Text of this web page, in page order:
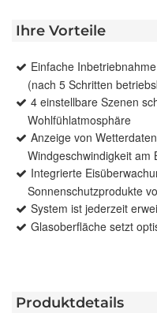
Ihre Vorteile
Einfache
(nach 5 Schritten
4 einstellbare Szenen
Wohlfühlatmosphäre
Anzeige von
Windgeschwindigkeit am
Integrierte
Sonnenschutzprodukte
System ist jederzeit
Glasoberfläche setzt
Produktdetails